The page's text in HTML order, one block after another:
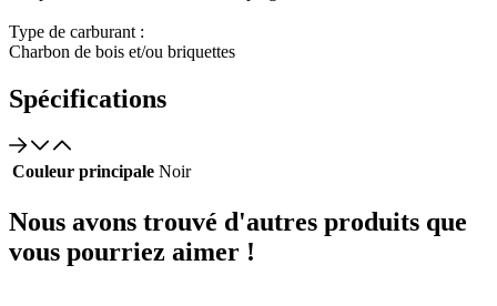
Type de carburant :
Charbon de bois et/ou briquettes
Spécifications
Couleur principale Noir
Nous avons trouvé d'autres produits que
vous pourriez aimer !